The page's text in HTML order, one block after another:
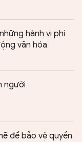
hành vi phi
văn hóa
người
để bảo vệ quyền